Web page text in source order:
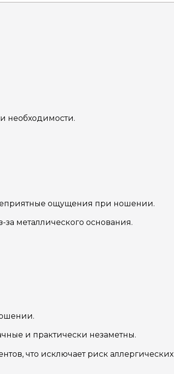
необходимости.
ощущения при ношении.
металлического основания.
и практически незаметны.
что исключает риск аллергических